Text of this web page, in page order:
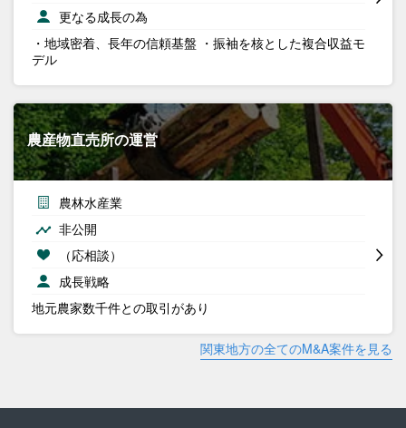
更なる成長の為
・地域密着、長年の信頼基盤 ・振袖を核とした複合収益モ
デル
農産物直売所の運営
農林水産業
非公開
（応相談）
成長戦略
地元農家数千件との取引があり
関東地方の全てのM&A案件を見る